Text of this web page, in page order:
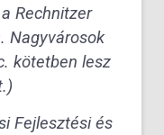
Rechnitzer
Nagyvárosok
kötetben lesz
Fejlesztési és